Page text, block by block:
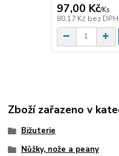
97,00 Kč/Ks
80,17 Kč bez DPH
Zboží zařazeno v
Bižuterie
Nůžky, nože a peany